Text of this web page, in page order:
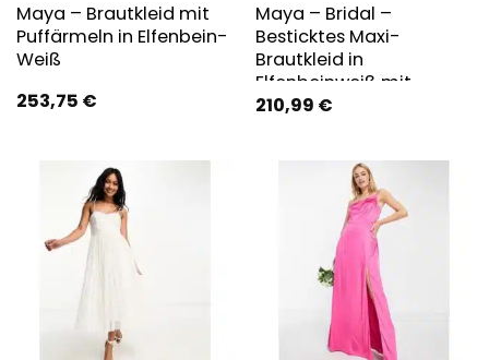
Maya – Brautkleid mit
Puffärmeln in Elfenbein-
Weiß
253,75 €
Maya – Bridal –
Besticktes Maxi-
Brautkleid in
Elfenbeinweiß mit
Puffärmeln
210,99 €